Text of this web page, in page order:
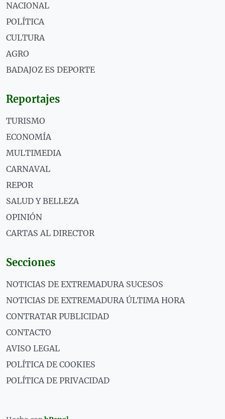
NACIONAL
POLÍTICA
CULTURA
AGRO
BADAJOZ ES DEPORTE
Reportajes
TURISMO
ECONOMÍA
MULTIMEDIA
CARNAVAL
REPOR
SALUD Y BELLEZA
OPINIÓN
CARTAS AL DIRECTOR
Secciones
NOTICIAS DE EXTREMADURA SUCESOS
NOTICIAS DE EXTREMADURA ÚLTIMA HORA
CONTRATAR PUBLICIDAD
CONTACTO
AVISO LEGAL
POLÍTICA DE COOKIES
POLÍTICA DE PRIVACIDAD